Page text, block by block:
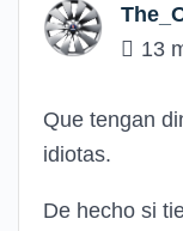
13
Que tengan
idiotas.
De hecho si